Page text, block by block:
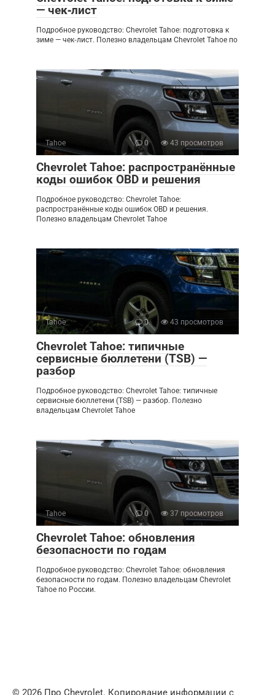
— чек‑лист
Подробное руководство: Chevrolet Tahoe: подготовка к
зиме — чек‑лист. Полезно владельцам Chevrolet Tahoe по
Tahoe 0 43 просмотров
Chevrolet Tahoe: распространённые
коды ошибок OBD и решения
Подробное руководство: Chevrolet Tahoe:
распространённые коды ошибок OBD и решения.
Полезно владельцам Chevrolet Tahoe
Tahoe 0 43 просмотров
Chevrolet Tahoe: типичные
сервисные бюллетени (TSB) —
разбор
Подробное руководство: Chevrolet Tahoe: типичные
сервисные бюллетени (TSB) — разбор. Полезно
владельцам Chevrolet Tahoe
Tahoe 0 37 просмотров
Chevrolet Tahoe: обновления
безопасности по годам
Подробное руководство: Chevrolet Tahoe: обновления
безопасности по годам. Полезно владельцам Chevrolet
Tahoe по России.
© 2026 Про Chevrolet. Копирование информации с